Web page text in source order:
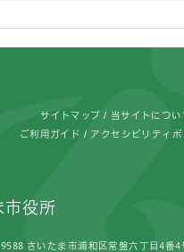
サイトマップ 当サイトについ
ご利用ガイド アクセシビリティポ
市役所
さいたま市浦和区常盤六丁目4番4